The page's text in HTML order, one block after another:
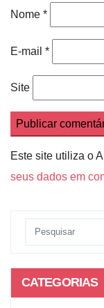
Nome *
E-mail *
Site
Este site utiliza o
seus dados em
CATEGORIAS